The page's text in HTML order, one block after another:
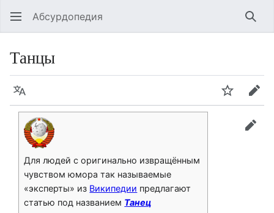
Абсурдопедия
Танцы
Язык
Для людей с оригинально извращённым
чувством юмора так называемые
«эксперты» из Википедии предлагают
статью под названием Танец